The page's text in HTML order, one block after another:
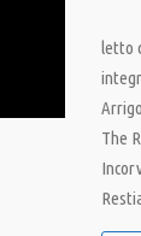
letto
The